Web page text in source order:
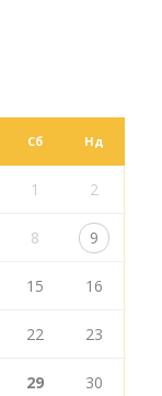
Сб Нд
1 2
8 9
15 16
22 23
29 30